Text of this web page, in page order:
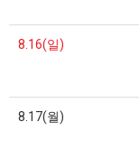
8.16(일)
8.17(월)